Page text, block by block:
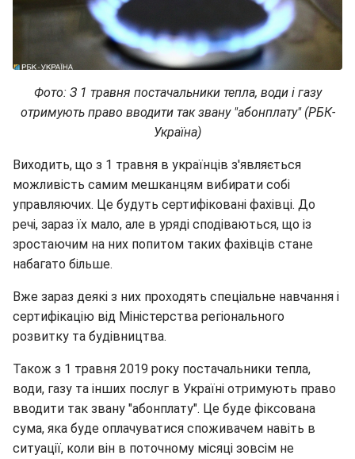
Фото: З 1 травня постачальники тепла, води і газу
отримують право вводити так звану "абонплату" (РБК-
Україна)
Виходить, що з 1 травня в українців з'являється
можливість самим мешканцям вибирати собі
управляючих. Це будуть сертифіковані фахівці. До
речі, зараз їх мало, але в уряді сподіваються, що із
зростаючим на них попитом таких фахівців стане
набагато більше.
Вже зараз деякі з них проходять спеціальне навчання і
сертифікацію від Міністерства регіонального
розвитку та будівництва.
Також з 1 травня 2019 року постачальники тепла,
води, газу та інших послуг в Україні отримують право
вводити так звану "абонплату". Це буде фіксована
сума, яка буде оплачуватися споживачем навіть в
ситуації, коли він в поточному місяці зовсім не